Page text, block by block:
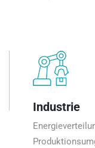
Industrie